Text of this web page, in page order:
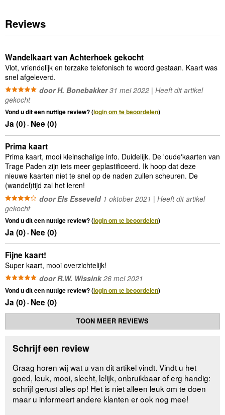
Reviews
Wandelkaart van Achterhoek gekocht
Vlot, vriendelijk en terzake telefonisch te woord gestaan. Kaart was
snel afgeleverd.
door H. Bonebakker31 mei 2022 | Heeft dit artikel
gekocht
Vond u dit een nuttige review? (login om te beoordelen)
Ja (0)- Nee (0)
Prima kaart
Prima kaart, mooi kleinschalige info. Duidelijk. De 'oude'kaarten van
Trage Paden zijn iets meer geplastificeerd. Ik hoop dat deze
nieuwe kaarten niet te snel op de naden zullen scheuren. De
(wandel)tijd zal het leren!
door Els Esseveld1 oktober 2021 | Heeft dit artikel
gekocht
Vond u dit een nuttige review? (login om te beoordelen)
Ja (0)- Nee (0)
Fijne kaart!
Super kaart, mooi overzichtelijk!
door R.W. Wissink26 mei 2021
Vond u dit een nuttige review? (login om te beoordelen)
Ja (0)- Nee (0)
TOON MEER REVIEWS
Schrijf een review
Graag horen wij wat u van dit artikel vindt. Vindt u het
goed, leuk, mooi, slecht, lelijk, onbruikbaar of erg handig:
schrijf gerust alles op! Het is niet alleen leuk om te doen
maar u informeert andere klanten er ook nog mee!